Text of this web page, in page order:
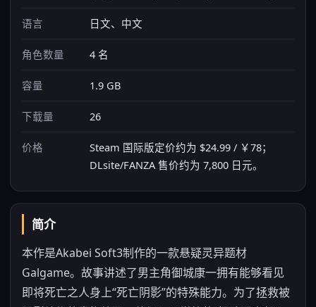
语言 日文、中文
角色数量 4 名
容量 1.9 GB
下载量 26
价格
Steam 国际版定价约为 $24.99 / ￥78；
DLsite/FANZA 售价约为 7,800 日元。
简介
本作是Akabei Soft3制作的一款悬疑灵异题材
Galgame。故事讲述了男主角御城康一拥有能够看见
即将死亡之人身上“死亡阴影”的特殊能力。为了拯救被